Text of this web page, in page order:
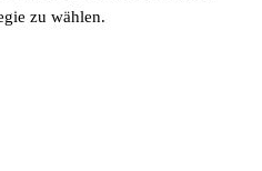
zu wählen.